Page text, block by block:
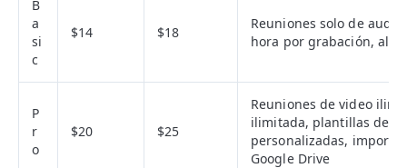
B
a
si
c
$14 $18
Reuniones solo de
hora por grabación,
P
r
o
$20 $25
Reuniones de video
ilimitada, plantillas de
personalizadas,
Google Drive